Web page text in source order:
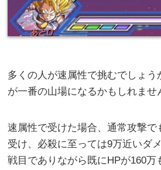
多くの人が速属性で挑むでしょう
が一番の山場になるかもしれませ
速属性で受けた場合、通常攻撃で
受け、必殺に至っては9万近いダ
戦目でありながら既にHPが160万